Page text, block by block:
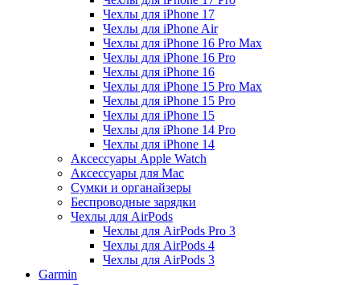
Чехлы для iPhone 17
Чехлы для iPhone Air
Чехлы для iPhone 16 Pro Max
Чехлы для iPhone 16 Pro
Чехлы для iPhone 16
Чехлы для iPhone 15 Pro Max
Чехлы для iPhone 15 Pro
Чехлы для iPhone 15
Чехлы для iPhone 14 Pro
Чехлы для iPhone 14
Аксессуары Apple Watch
Аксессуары для Mac
Сумки и органайзеры
Беспроводные зарядки
Чехлы для AirPods
Чехлы для AirPods Pro 3
Чехлы для AirPods 4
Чехлы для AirPods 3
Garmin